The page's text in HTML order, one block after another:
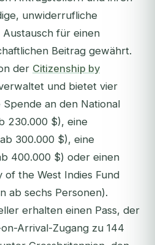
unwiderrufliche
für einen
Beitrag gewährt.
der Citizenship by
und bietet vier
an den National
230.000 $), eine
300.000 $), eine
400.000 $) oder einen
of the West Indies Fund
ab sechs Personen).
erhalten einen Pass, der
Arrival-Zugang zu 144